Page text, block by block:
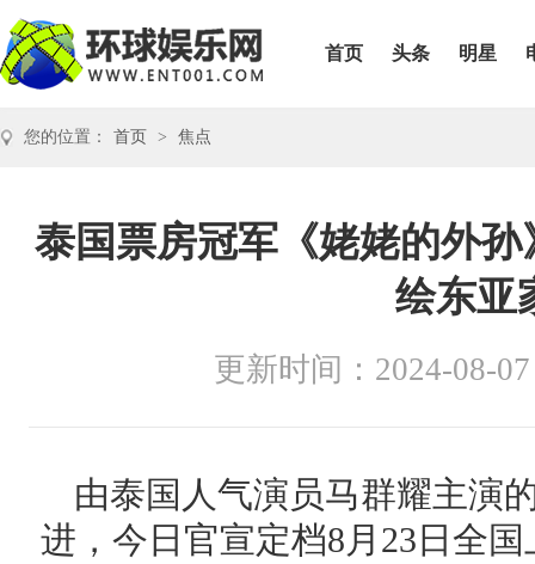
首页 头条 明星
您的位置： 首页 > 焦点
泰国票房冠军《姥姥的外
绘东亚
更新时间：2024-08-07
由泰国人气演员马群耀主演
进，今日官宣定档8月23日全